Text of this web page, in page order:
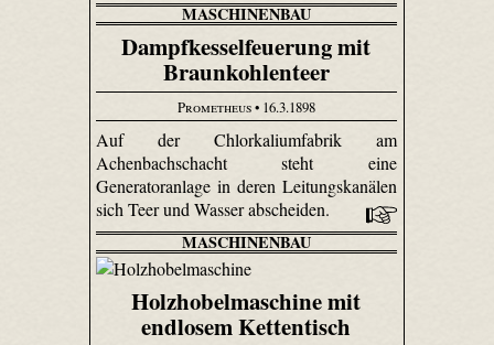
MASCHINENBAU
Dampfkesselfeuerung mit
Braunkohlenteer
Prometheus• 16.3.1898
Auf der Chlorkaliumfabrik am
Achenbachschacht steht eine
Generatoranlage in deren Leitungskanälen
sich Teer und Wasser abscheiden.
MASCHINENBAU
Holzhobelmaschine mit
endlosem Kettentisch